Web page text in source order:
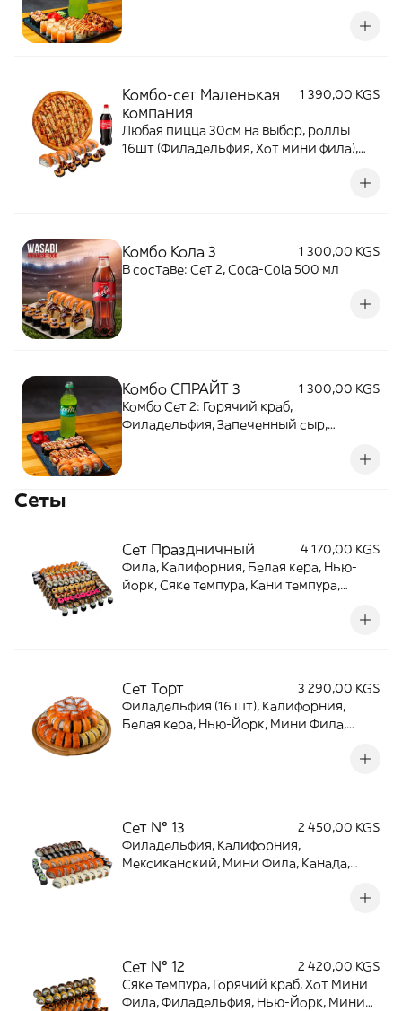
Комбо-сет Маленькая
компания
1 390,00 KGS
Любая пицца 30см на выбор, роллы
16шт (Филадельфия, Хот мини фила),
Комбо Кола 3
1 300,00 KGS
В составе: Сет 2, Coca-Cola 500 мл
Комбо СПРАЙТ 3
1 300,00 KGS
Комбо Сет 2: Горячий краб,
Филадельфия, Запеченный сыр,
Сеты
Сет Праздничный
4 170,00 KGS
Фила, Калифорния, Белая кера, Нью-
йорк, Сяке темпура, Кани темпура,
Ролл сыр, Изумруд, Хот Мини Фила, хот
Сет Торт
3 290,00 KGS
Филадельфия (16 шт), Калифорния,
Белая кера, Нью-Йорк, Мини Фила,
Сет № 13
2 450,00 KGS
Филадельфия, Калифорния,
Мексиканский, Мини Фила, Канада,
Сет № 12
2 420,00 KGS
Сяке темпура, Горячий краб, Хот Мини
Фила, Филадельфия, Нью-Йорк, Мини